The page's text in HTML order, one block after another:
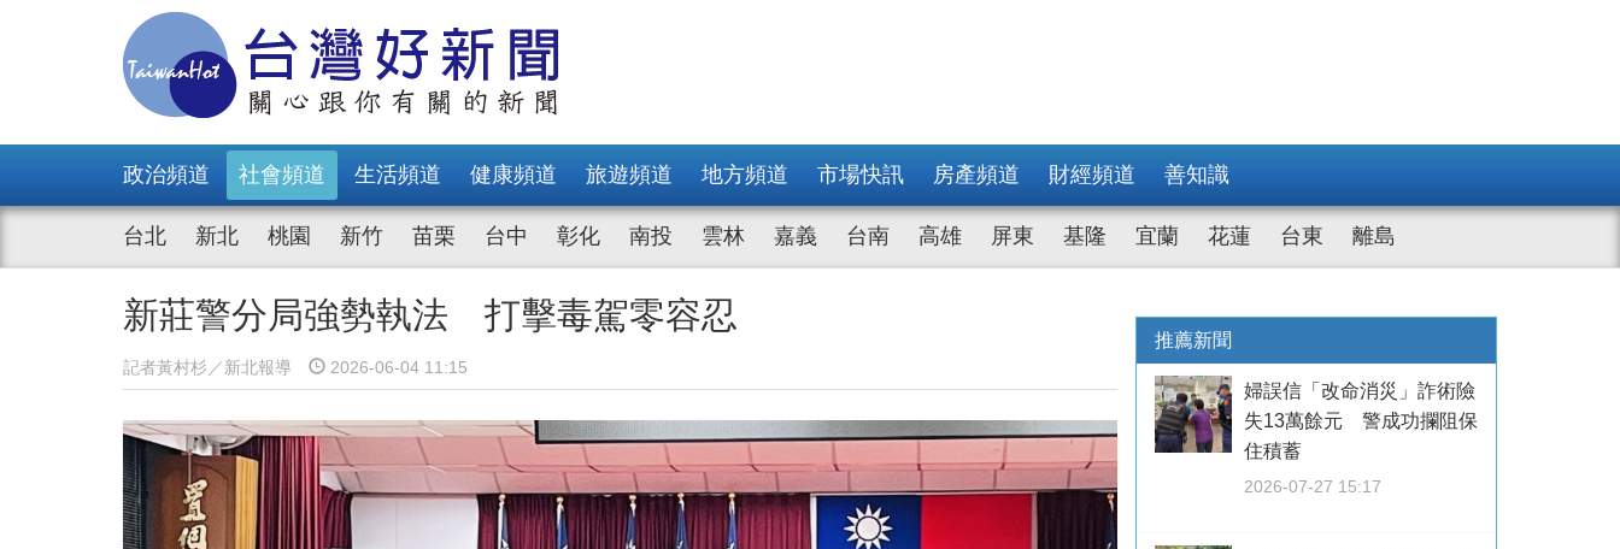
政治頻道 社會頻道 生活頻道 健康頻道 旅遊頻道 地方頻道 市場快訊 房產頻道 財經頻道 善知識
台北 新北 桃園 新竹 苗栗 台中 彰化 南投 雲林 嘉義 台南 高雄 屏東 基隆 宜蘭 花蓮 台東 離島
新莊警分局強勢執法 打擊毒駕零容忍
記者黃村杉／新北報導 2026-06-04 11:15
推薦新聞
婦誤信「改命消災」詐術險
失13萬餘元 警成功攔阻保
住積蓄
2026-07-27 15:17